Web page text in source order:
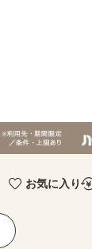
お気に入り